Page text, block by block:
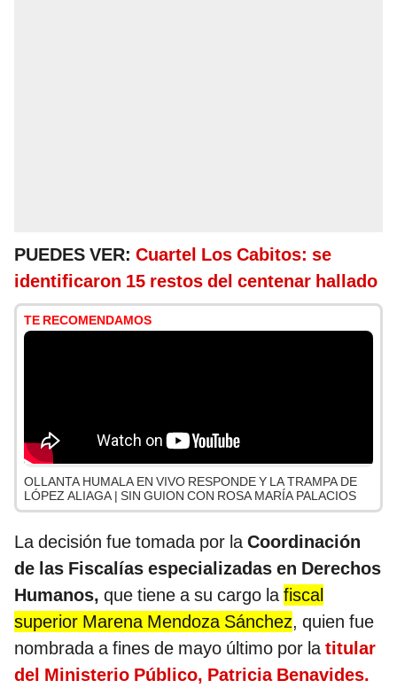
PUEDES VER: Cuartel Los Cabitos: se
identificaron 15 restos del centenar hallado
TE RECOMENDAMOS
OLLANTA HUMALA EN VIVO RESPONDE Y LA TRAMPA DE
LÓPEZ ALIAGA | SIN GUION CON ROSA MARÍA PALACIOS
La decisión fue tomada por laCoordinación
de las Fiscalías especializadas en Derechos
Humanos, que tiene a su cargo lafiscal
superior Marena Mendoza Sánchez, quien fue
nombrada a fines de mayo último por latitular
del Ministerio Público, Patricia Benavides.